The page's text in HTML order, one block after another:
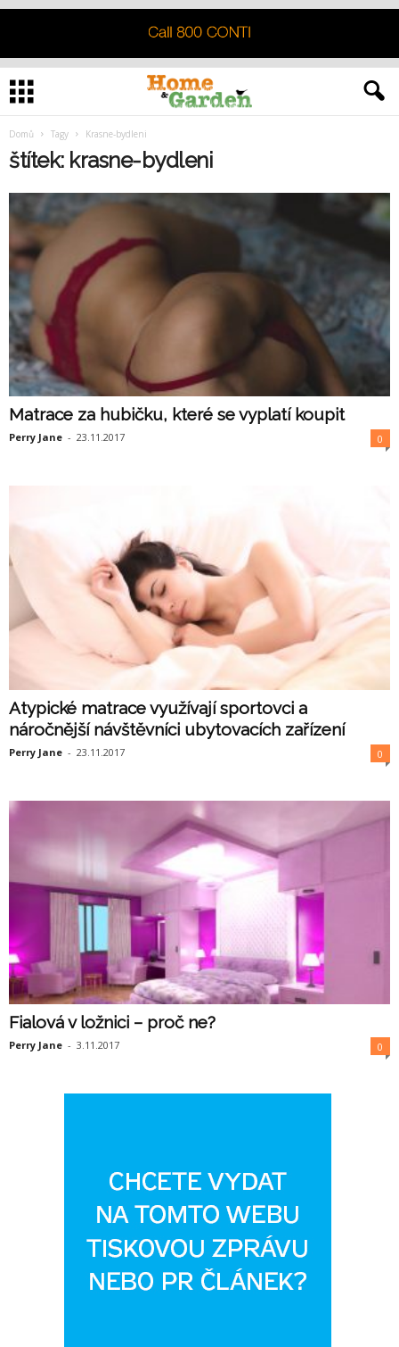
Domů Tagy Krasne-bydleni
štítek: krasne-bydleni
Matrace za hubičku, které se vyplatí koupit
Perry Jane - 23.11.2017 0
Atypické matrace využívají sportovci a
náročnější návštěvníci ubytovacích zařízení
Perry Jane - 23.11.2017 0
Fialová v ložnici – proč ne?
Perry Jane - 3.11.2017 0